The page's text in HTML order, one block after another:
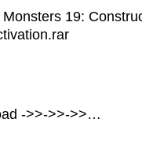
19:
->>->>->>…